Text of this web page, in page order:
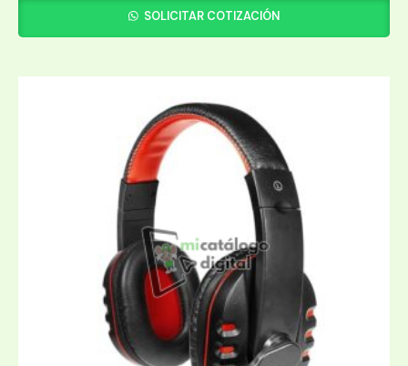
SOLICITAR COTIZACIÓN